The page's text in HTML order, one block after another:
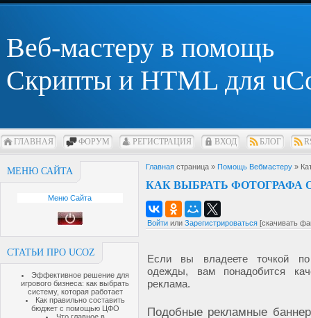
Веб-мастеру в помощь
Скрипты и HTML для
ГЛАВНАЯ ФОРУМ РЕГИСТРАЦИЯ ВХОД БЛОГ
МЕНЮ САЙТА
Меню Сайта
СТАТЬИ ПРО UCOZ
Эффективное решение для
игрового бизнеса: как выбрать
систему, которая работает
Как правильно составить
бюджет с помощью ЦФО
Главная страница » Помощь Вебмастеру »
КАК ВЫБРАТЬ ФОТОГРАФА
Войти или Зарегистрироваться [скачивать
Если вы владеете точкой
одежды, вам понадобится
реклама.
Подобные рекламные